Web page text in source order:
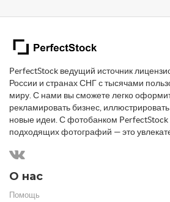
PerfectStock ведущий источник
России и странах СНГ с тысячами
миру. С нами вы сможете легко
рекламировать бизнес,
новые идеи. С фотобанком PerfectStock
подходящих фотографий — это
О нас
Помощь